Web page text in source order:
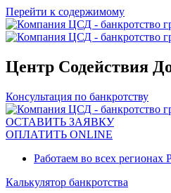
Перейти к содержимому
Центр Содействия
Консультация по банкротству
ОСТАВИТЬ ЗАЯВКУ
ОПЛАТИТЬ ONLINE
Работаем во всех регионах
Калькулятор банкротства